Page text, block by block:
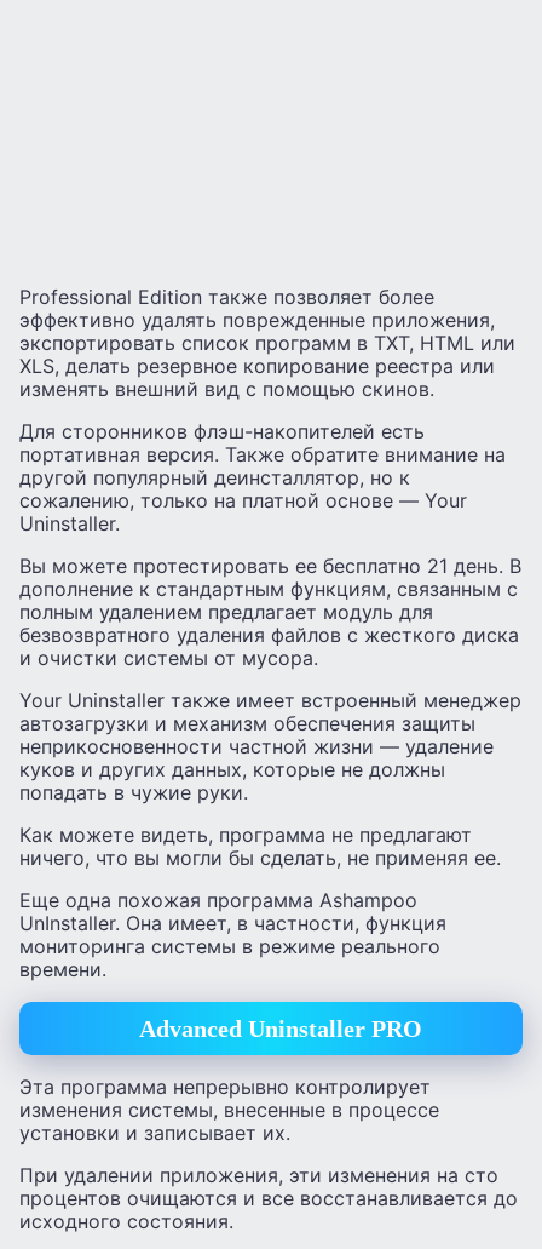
Professional Edition также позволяет более
эффективно удалять поврежденные приложения,
экспортировать список программ в TXT, HTML или
XLS, делать резервное копирование реестра или
изменять внешний вид с помощью скинов.
Для сторонников флэш-накопителей есть
портативная версия. Также обратите внимание на
другой популярный деинсталлятор, но к
сожалению, только на платной основе — Your
Uninstaller.
Вы можете протестировать ее бесплатно 21 день. В
дополнение к стандартным функциям, связанным с
полным удалением предлагает модуль для
безвозвратного удаления файлов с жесткого диска
и очистки системы от мусора.
Your Uninstaller также имеет встроенный менеджер
автозагрузки и механизм обеспечения защиты
неприкосновенности частной жизни — удаление
куков и других данных, которые не должны
попадать в чужие руки.
Как можете видеть, программа не предлагают
ничего, что вы могли бы сделать, не применяя ее.
Еще одна похожая программа Ashampoo
UnInstaller. Она имеет, в частности, функция
мониторинга системы в режиме реального
времени.
Advanced Uninstaller PRO
Эта программа непрерывно контролирует
изменения системы, внесенные в процессе
установки и записывает их.
При удалении приложения, эти изменения на сто
процентов очищаются и все восстанавливается до
исходного состояния.